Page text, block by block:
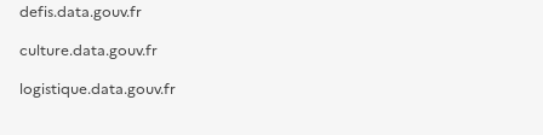
defis.data.gouv.fr
culture.data.gouv.fr
logistique.data.gouv.fr